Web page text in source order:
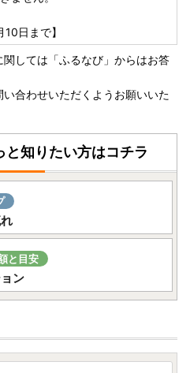
日まで】
しては「ふるなび」からはお答
合わせいただくようお願いいた
知りたい方はコチラ
と目安
ン